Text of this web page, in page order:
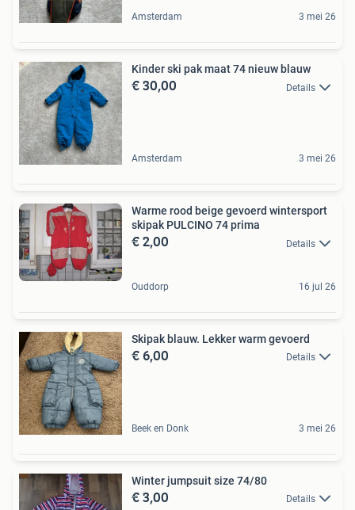
Amsterdam 3 mei 26
Kinder ski pak maat 74 nieuw blauw
€ 30,00 Details
Amsterdam 3 mei 26
Warme rood beige gevoerd wintersport
skipak PULCINO 74 prima
€ 2,00 Details
Ouddorp 16 jul 26
Skipak blauw. Lekker warm gevoerd
€ 6,00 Details
Beek en Donk 3 mei 26
Winter jumpsuit size 74/80
€ 3,00 Details